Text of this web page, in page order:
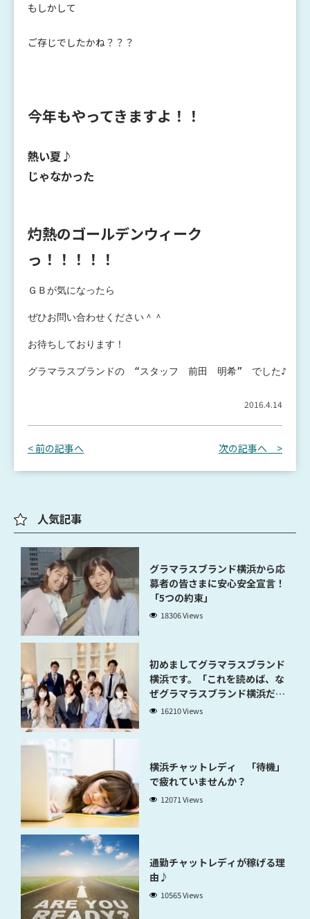
もしかして
ご存じでしたかね？？？
今年もやってきますよ！！
熱い夏♪
じゃなかった
灼熱のゴールデンウィーク
っ！！！！！
ＧＢが気になったら
ぜひお問い合わせください＾＾
お待ちしております！
グラマラスブランドの　“スタッフ　前田　明希”　でした♪
2016.4.14
< 前の記事へ 次の記事へ >
人気記事
グラマラスブランド横浜から応
募者の皆さまに安心安全宣言！
「5つの約束」
18306 Views
初めましてグラマラスブランド
横浜です。「これを読めば、な
ぜグラマラスブランド横浜だと
稼げるのかが分かります」
16210 Views
横浜チャットレディ 「待機」
で疲れていませんか？
12071 Views
通勤チャットレディが稼げる理
由♪
10565 Views